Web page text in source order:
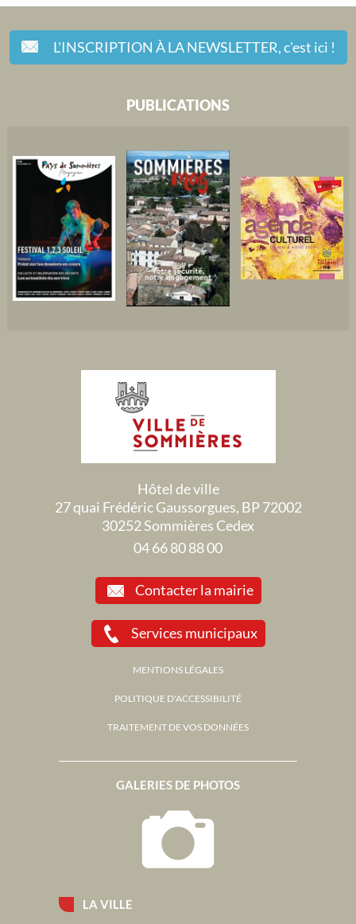
L'INSCRIPTION À LA NEWSLETTER,c'est ici !
LA VILLE
GALERIES DE PHOTOS
PUBLICATIONS
Hôtel de ville
27 quai Frédéric Gaussorgues, BP 72002
30252 Sommières Cedex
04 66 80 88 00
Contacter la mairie
Services municipaux
MENTIONS LÉGALES
POLITIQUE D'ACCESSIBILITÉ
TRAITEMENT DE VOS DONNÉES